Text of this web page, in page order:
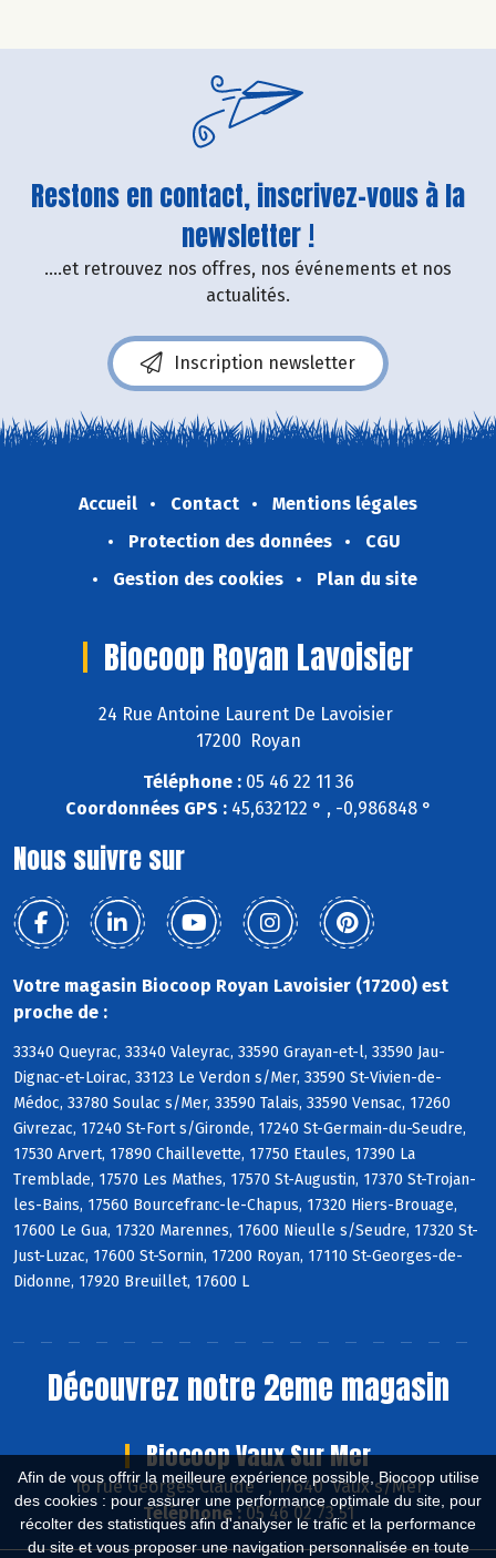
Afin de vous offrir la meilleure expérience possible, Biocoop utilise
des cookies : pour assurer une performance optimale du site, pour
récolter des statistiques afin d'analyser le trafic et la performance
du site et vous proposer une navigation personnalisée en toute
Restons en contact, inscrivez-vous à la
newsletter !
....et retrouvez nos offres, nos événements et nos
actualités.
Inscription newsletter
Accueil Contact
Mentions légales
Protection des données
CGU
Gestion des cookies
Plan du site
Biocoop Royan Lavoisier
24 Rue Antoine Laurent De Lavoisier
17200 Royan
Téléphone :05 46 22 11 36
Coordonnées GPS :45,632122 ° , -0,986848 °
Nous suivre sur
Votre magasin Biocoop Royan Lavoisier (17200) est
proche de :
33340 Queyrac, 33340 Valeyrac, 33590 Grayan-et-l, 33590 Jau-
Dignac-et-Loirac, 33123 Le Verdon s/Mer, 33590 St-Vivien-de-
Médoc, 33780 Soulac s/Mer, 33590 Talais, 33590 Vensac, 17260
Givrezac, 17240 St-Fort s/Gironde, 17240 St-Germain-du-Seudre,
17530 Arvert, 17890 Chaillevette, 17750 Etaules, 17390 La
Tremblade, 17570 Les Mathes, 17570 St-Augustin, 17370 St-Trojan-
les-Bains, 17560 Bourcefranc-le-Chapus, 17320 Hiers-Brouage,
17600 Le Gua, 17320 Marennes, 17600 Nieulle s/Seudre, 17320 St-
Just-Luzac, 17600 St-Sornin, 17200 Royan, 17110 St-Georges-de-
Didonne, 17920 Breuillet, 17600 L
Découvrez notre 2eme magasin
Biocoop Vaux Sur Mer
16 rue Georges Claude , 17640 Vaux s/Mer
Téléphone :05 46 02 73 51